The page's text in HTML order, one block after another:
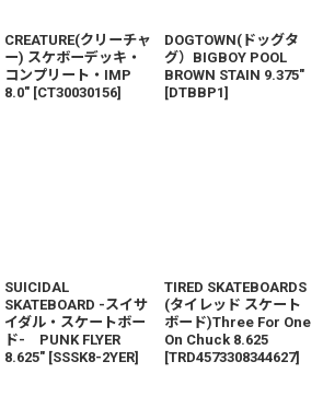
CREATURE(クリーチャ
ー) スケボーデッキ・
コンプリート・IMP
8.0" [CT30030156]
DOGTOWN(ドッグタ
グ）BIGBOY POOL
BROWN STAIN 9.375"
[DTBBP1]
SUICIDAL
SKATEBOARD -スイサ
イダル・スケートボー
ド- PUNK FLYER
8.625" [SSSK8-2YER]
TIRED SKATEBOARDS
(タイレッド スケート
ボード)Three For One
On Chuck 8.625
[TRD4573308344627]